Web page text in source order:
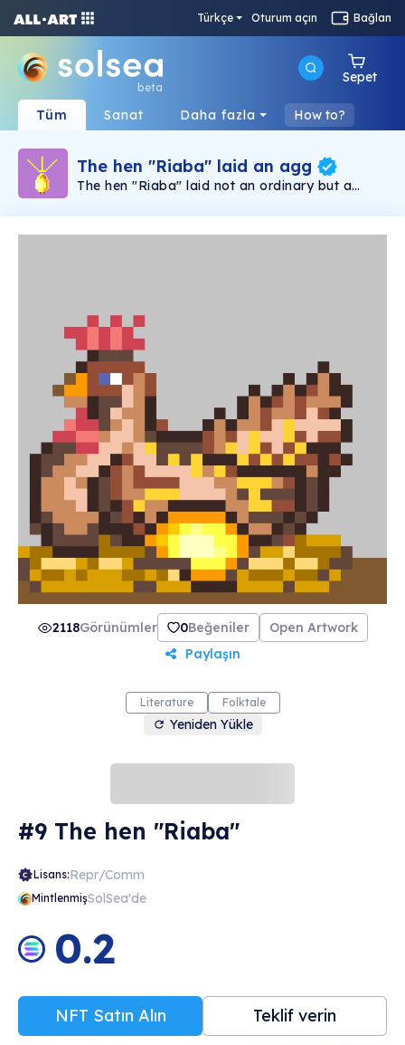
Türkçe Oturum açın Bağlan
beta
Sepet
Tüm Sanat Daha fazla How to?
The hen "Riaba" laid an agg
The hen "Riaba" laid not an ordinary but a
2118Görünümler 0Beğeniler
Open Artwork
Paylaşın
Literature Folktale
Yeniden Yükle
#9 The hen "Riaba"
Lisans:Repr/Comm
MintlenmişSolSea'de
0.2
NFT Satın Alın Teklif verin